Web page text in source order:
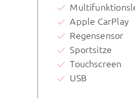
Apple CarPlay
Regensensor
Sportsitze
Touchscreen
USB